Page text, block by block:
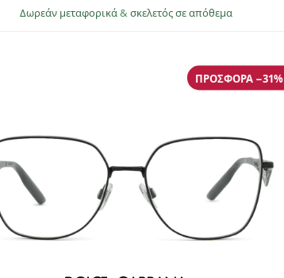
Δωρεάν μεταφορικά& σκελετός σε απόθεμα
ΠΡΟΣΦΟΡΆ −31%